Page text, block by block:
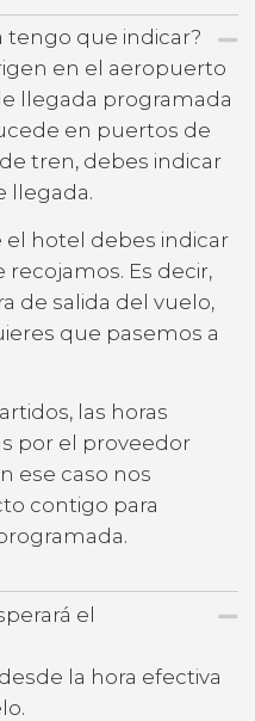
tengo que indicar?
en el aeropuerto
llegada programada
en puertos de
tren, debes indicar
llegada.
el hotel debes indicar
Es decir,
de salida del vuelo,
que pasemos a
las horas
por el proveedor
ese caso nos
contigo para
el
la hora efectiva